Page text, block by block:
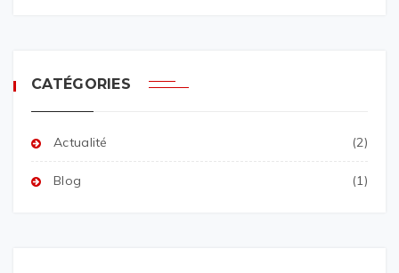
CATÉGORIES
Actualité (2)
Blog (1)